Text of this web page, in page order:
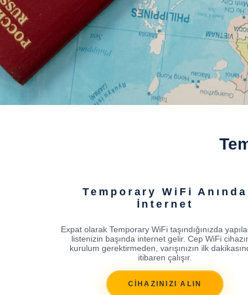
Temporary WiFi Anında
İnternet
Expat olarak Temporary WiFi taşındığınızda
listenizin başında internet gelir. Cep WiFi
kurulum gerektirmeden, varışınızın ilk
itibaren çalışır.
CİHAZINIZI ALIN